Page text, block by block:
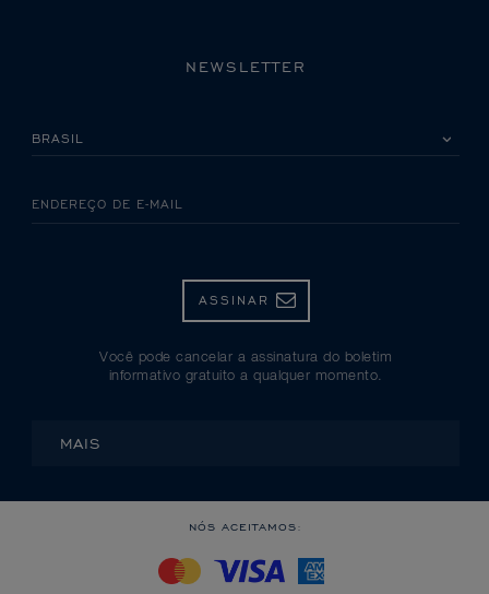
NEWSLETTER
ENDEREÇO DE E-MAIL
ASSINAR
Você pode cancelar a assinatura do boletim
informativo gratuito a qualquer momento.
MAIS
NÓS ACEITAMOS: